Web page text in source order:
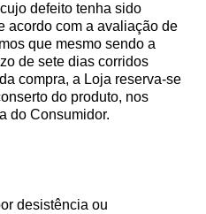
defeito tenha sido
acordo com a avaliação de
que mesmo sendo a
de sete dias corridos
compra, a Loja reserva-se
do produto, nos
do Consumidor.
desistência ou